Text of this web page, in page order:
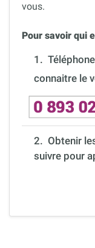
vous.
Pour savoir qui
1.
connaitre le
2. Obtenir
suivre pour